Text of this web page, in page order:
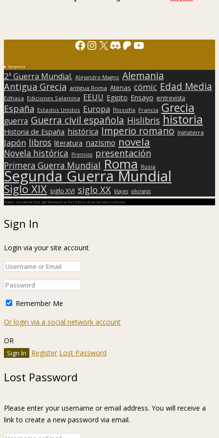
Facebook
Instagram
X Discord
Patreon
YouTube
Sorpresa
2ª Guerra Mundial. Alejandro Magno Alemania
Antigua Grecia antigua Roma Atenas cómic Edad Media
Edhasa Ediciones Salamina EEUU Egipto Ensayo entrevista
España Estados Unidos Europa filosofía Francia Grecia
guerra Guerra civil española Hislibris historia
Historia de España histórica Imperio romano Inglaterra
Japón libros literatura nazismo novela
Novela histórica Premios presentación
Primera Guerra Mundial Roma Rusia
Segunda Guerra Mundial
Siglo XIX siglo XVI siglo XX Viajes vikingos
Todos los derechos pertenecen a Hislibris Asociación cultural
Sign In
Login via your site account
Remember Me
Or login via a social network account
OR
Register Lost Password
Lost Password
Please enter your username or email address. You will receive a
link to create a new password via email.